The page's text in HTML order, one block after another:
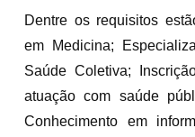
Dentre os requisitos
em Medicina;
Saúde Coletiva;
atuação com saúde
Conhecimento em